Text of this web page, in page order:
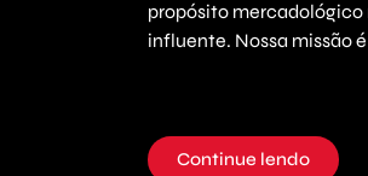
propósito mercadológico
influente. Nossa missão
Continue lendo